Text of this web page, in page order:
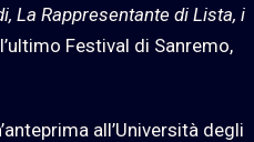
La Rappresentante di Lista, i
Festival di Sanremo,
all’Università degli